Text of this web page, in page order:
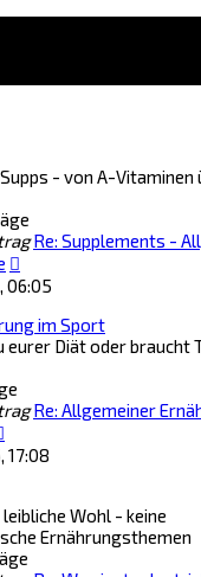
- von A-Vitaminen
Re: Supplements -
Beitrag
06:05
im Sport
eurer Diät oder braucht
Re: Allgemeiner
Beitrag
17:08
Wohl - keine
Ernährungsthemen